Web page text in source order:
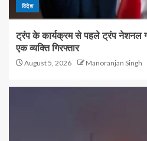
विदेश
ट्रंप के कार्यक्रम से पहले ट्रंप नेशनल
एक व्यक्ति गिरफ्तार
August 5, 2026 Manoranjan Singh